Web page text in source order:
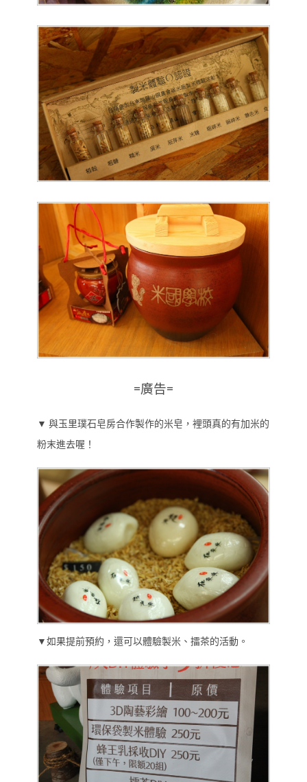
=廣告=
▼ 與玉里璞石皂房合作製作的米皂，裡頭真的有加米的
粉末進去喔！
▼如果提前預約，還可以體驗製米、擂茶的活動。